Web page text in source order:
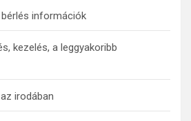
információk
kezelés, a leggyakoribb
irodában